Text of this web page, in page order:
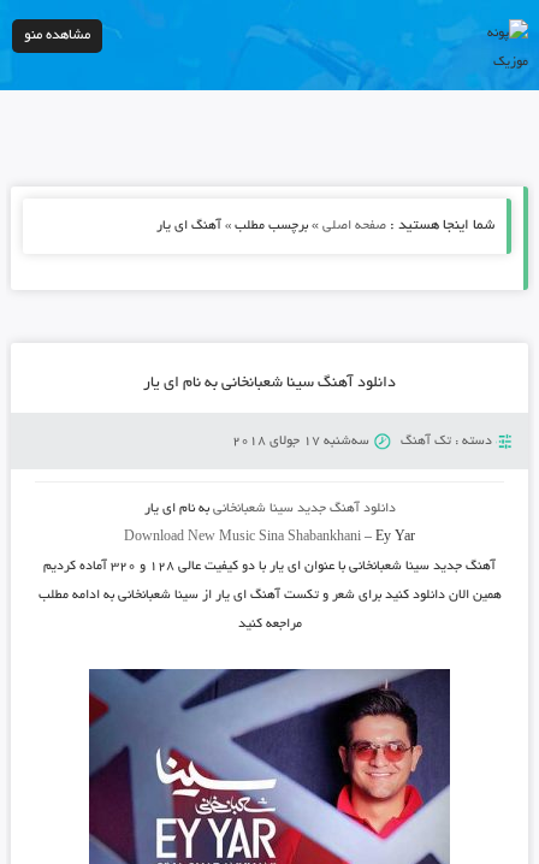
مشاهده منو
شما اینجا هستید : صفحه اصلی» برچسب مطلب » آهنگ ای یار
دانلود آهنگ سینا شعبانخانی به نام ای یار
دسته : تک آهنگ سه‌شنبه 17 جولای 2018
دانلود آهنگ جدید سینا شعبانخانی به نامای یار
Download New Music Sina Shabankhani –Ey Yar
آهنگ جدید سینا شعبانخانیبا عنوان ای یار با دو کیفیت عالی ۱۲۸ و ۳۲۰ آماده کردیم
همین الان دانلود کنید برای شعر و تکست آهنگ ای یار از سینا شعبانخانی به ادامه مطلب
مراجعه کنید